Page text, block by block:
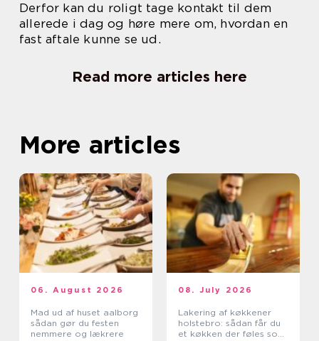
Derfor kan du roligt tage kontakt til dem
allerede i dag og høre mere om, hvordan en
fast aftale kunne se ud.
Read more articles here
More articles
06. August 2026
Mad ud af huset aalborg
sådan gør du festen
nemmere og lækrere
08. July 2026
Lakering af køkkener
holstebro: sådan får du
et køkken der føles som